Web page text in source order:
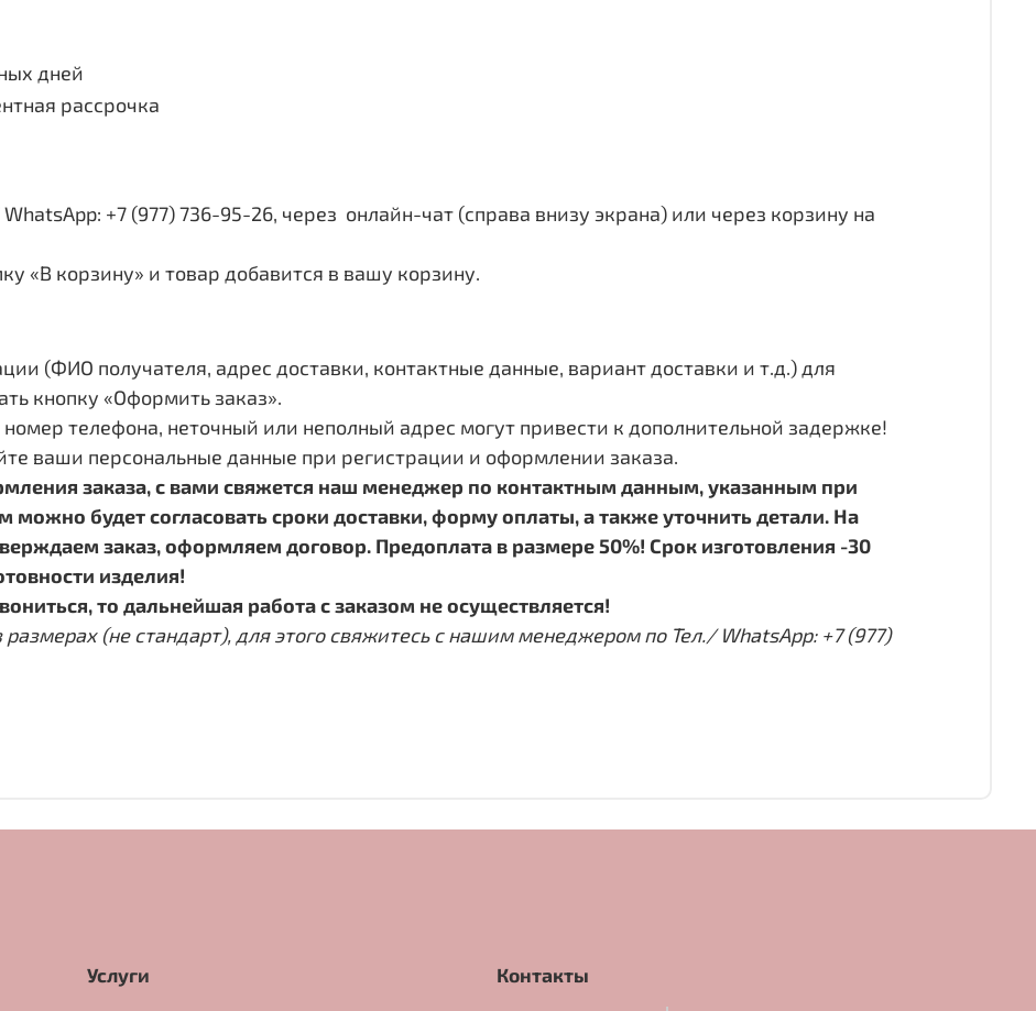
дней
рассрочка
+7 (977) 736-95-26, через онлайн-чат (справа внизу экрана) или через корзину на
«В корзину» и товар добавится в вашу корзину.
(ФИО получателя, адрес доставки, контактные данные, вариант доставки и т.д.) для
кнопку «Оформить заказ».
телефона, неточный или неполный адрес могут привести к дополнительной задержке!
ваши персональные данные при регистрации и оформлении заказа.
заказа, с вами свяжется наш менеджер по контактным данным, указанным при
будет согласовать сроки доставки, форму оплаты, а также уточнить детали. На
заказ, оформляем договор. Предоплата в размере 50%! Срок изготовления -30
изделия!
то дальнейшая работа с заказом не осуществляется!
(не стандарт), для этого свяжитесь с нашим менеджером по Тел./ WhatsApp: +7 (977)
Услуги
Контакты